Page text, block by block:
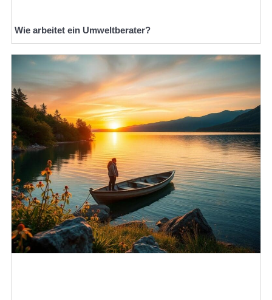
Wie arbeitet ein Umweltberater?